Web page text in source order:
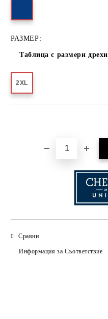
РАЗМЕР:
Таблица с размери дрехи
2XL
Сравни
Информация за Съответствие